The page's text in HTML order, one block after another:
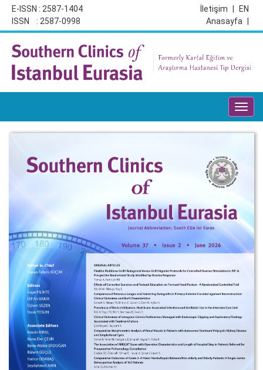
E-ISSN : 2587-1404
ISSN : 2587-0998
EN
İletişim
Anasayfa